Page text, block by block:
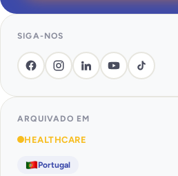
SIGA-NOS
ARQUIVADO EM
HEALTHCARE
Portugal